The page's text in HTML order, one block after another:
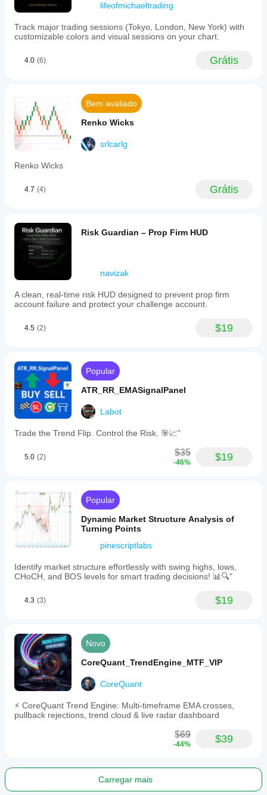
lifeofmichaeltrading
Track major trading sessions (Tokyo, London, New York) with
customizable colors and visual sessions on your chart.
4.0 (6) Grátis
Bem avaliado
Renko Wicks
srlcarlg
Renko Wicks
4.7 (4) Grátis
Risk Guardian – Prop Firm HUD
navizak
A clean, real-time risk HUD designed to prevent prop firm
account failure and protect your challenge account.
4.5 (2) $19
Popular
ATR_RR_EMASignalPanel
Labot
Trade the Trend Flip. Control the Risk. 🎯📈”
5.0 (2) $35
-46% $19
Popular
Dynamic Market Structure Analysis of
Turning Points
pinescriptlabs
Identify market structure effortlessly with swing highs, lows,
CHoCH, and BOS levels for smart trading decisions! 📊🔍"
4.3 (3) $19
Novo
CoreQuant_TrendEngine_MTF_VIP
CoreQuant
⚡ CoreQuant Trend Engine: Multi-timeframe EMA crosses,
pullback rejections, trend cloud & live radar dashboard
$69
-44% $39
Carregar mais